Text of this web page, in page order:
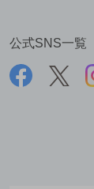
公式SNS一覧